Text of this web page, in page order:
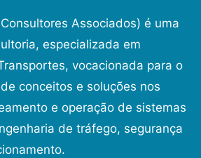
Associados) é uma
especializada em
vocacionada para o
conceitos e soluções nos
e operação de sistemas
de tráfego, segurança